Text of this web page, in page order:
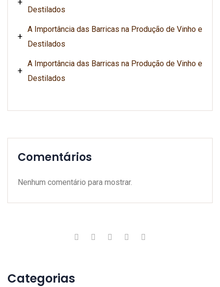
Destilados
A Importância das Barricas na Produção de Vinho e
Destilados
A Importância das Barricas na Produção de Vinho e
Destilados
Comentários
Nenhum comentário para mostrar.
Categorias